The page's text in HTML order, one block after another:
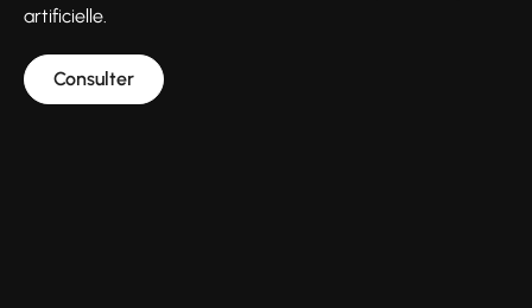
artificielle.
Consulter